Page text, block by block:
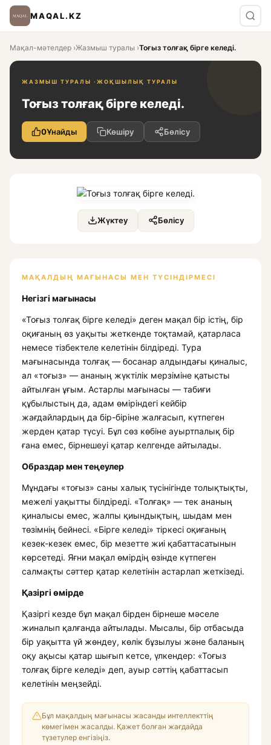
MAQAL.KZ
Мақал-мәтелдер ›Жазмыш туралы ›Тоғыз толғақ бірге келеді.
ЖАЗМЫШ ТУРАЛЫ · ЖОҚШЫЛЫҚ ТУРАЛЫ
Тоғыз толғақ бірге келеді.
0Ұнайды Көшіру Бөлісу
Жүктеу Бөлісу
МАҚАЛДЫҢ МАҒЫНАСЫ МЕН ТҮСІНДІРМЕСІ
Негізгі мағынасы
«Тоғыз толғақ бірге келеді» деген мақал бір істің, бір
оқиғаның өз уақыты жеткенде тоқтамай, қатарласа
немесе тізбектеле келетінін білдіреді. Тура
мағынасында толғақ — босанар алдындағы қиналыс,
ал «тоғыз» — ананың жүктілік мерзіміне қатысты
айтылған ұғым. Астарлы мағынасы — табиғи
құбылыстың да, адам өміріндегі кейбір
жағдайлардың да бір-біріне жалғасып, күтпеген
жерден қатар түсуі. Бұл сөз көбіне ауыртпалық бір
ғана емес, бірнешеуі қатар келгенде айтылады.
Образдар мен теңеулер
Мұндағы «тоғыз» саны халық түсінігінде толықтықты,
межелі уақытты білдіреді. «Толғақ» — тек ананың
қиналысы емес, жалпы қиындықтың, шыдам мен
төзімнің бейнесі. «Бірге келеді» тіркесі оқиғаның
кезек-кезек емес, бір мезетте жиі қабаттасатынын
көрсетеді. Яғни мақал өмірдің өзінде күтпеген
салмақты сәттер қатар келетінін астарлап жеткізеді.
Қазіргі өмірде
Қазіргі кезде бұл мақал бірден бірнеше мәселе
жиналып қалғанда айтылады. Мысалы, бір отбасыда
бір уақытта үй жөндеу, көлік бұзылуы және баланың
оқу ақысы қатар шығып кетсе, үлкендер: «Тоғыз
толғақ бірге келеді» деп, ауыр сәттің қабаттасып
келетінін меңзейді.
Бұл мақалдың мағынасы жасанды интеллекттің
көмегімен жасалды. Қажет болған жағдайда
түзетулер енгізіңіз.